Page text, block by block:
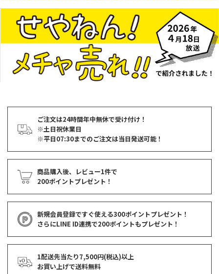
ご注文は24時間年中無休で受け付け！
※土日祝休業日
※平日07:30までのご注文は当日発送可能！
商品購入後、レビュー1件で
200ポイントプレゼント！
新規会員登録ですぐ使える300ポイントプレゼント！
さらにLINE ID連携で200ポイントもプレゼント！
1配送先当たり7,500円(税込)以上
お買い上げで送料無料